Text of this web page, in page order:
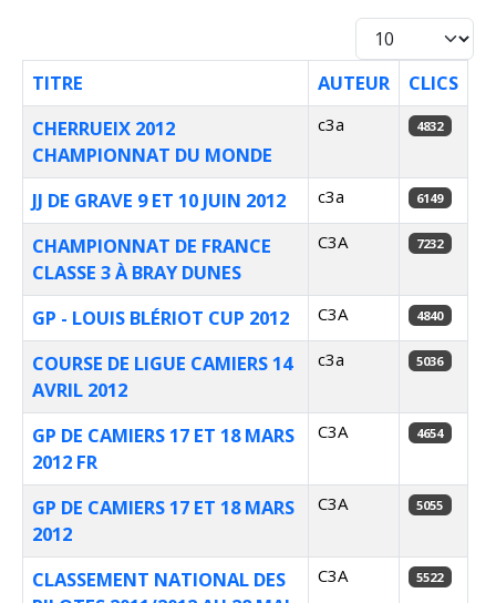
Afficher #
TITRE AUTEUR
CLICS
CHERRUEIX 2012
CHAMPIONNAT DU MONDE
c3a 4832
JJ DE GRAVE 9 ET 10 JUIN 2012 c3a 6149
CHAMPIONNAT DE FRANCE
CLASSE 3 À BRAY DUNES
C3A 7232
GP - LOUIS BLÉRIOT CUP 2012 C3A 4840
COURSE DE LIGUE CAMIERS 14
AVRIL 2012
c3a 5036
GP DE CAMIERS 17 ET 18 MARS
2012 FR
C3A 4654
GP DE CAMIERS 17 ET 18 MARS
2012
C3A 5055
CLASSEMENT NATIONAL DES
C3A 5522